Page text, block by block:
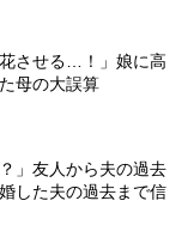
させる…！」娘に高
母の大誤算
」友人から夫の過去
した夫の過去まで信